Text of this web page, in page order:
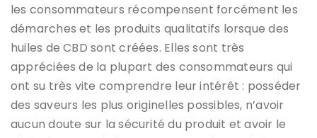
les consommateurs récompensent forcément les
démarches et les produits qualitatifs lorsque des
huiles de CBD sont créées. Elles sont très
appréciées de la plupart des consommateurs qui
ont su très vite comprendre leur intérêt : posséder
des saveurs les plus originelles possibles, n’avoir
aucun doute sur la sécurité du produit et avoir le